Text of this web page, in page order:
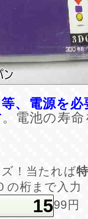
、電源を
。電池の寿
！当たれば
の桁まで入力
99円